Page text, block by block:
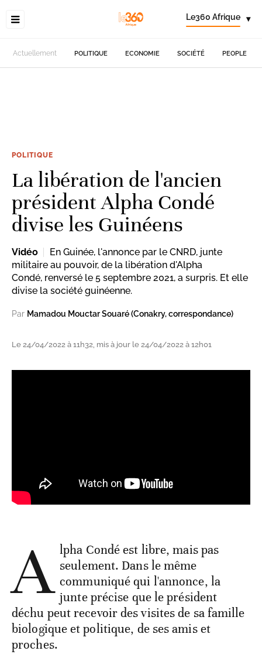
Le360 Afrique ▾
Actuellement POLITIQUE ECONOMIE SOCIÉTÉ PEOPLE
POLITIQUE
La libération de l'ancien
président Alpha Condé
divise les Guinéens
Vidéo
En Guinée, l'annonce par le CNRD, junte
militaire au pouvoir, de la libération d'Alpha
Condé, renversé le 5 septembre 2021, a surpris. Et elle
divise la société guinéenne.
Par Mamadou Mouctar Souaré (Conakry, correspondance)
Le 24/04/2022 à 11h32, mis à jour le 24/04/2022 à 12h01
A lpha Condé est libre, mais pas
seulement. Dans le même
communiqué qui l'annonce, la
junte précise que le président
déchu peut recevoir des visites de sa famille
biologique et politique, de ses amis et
proches.